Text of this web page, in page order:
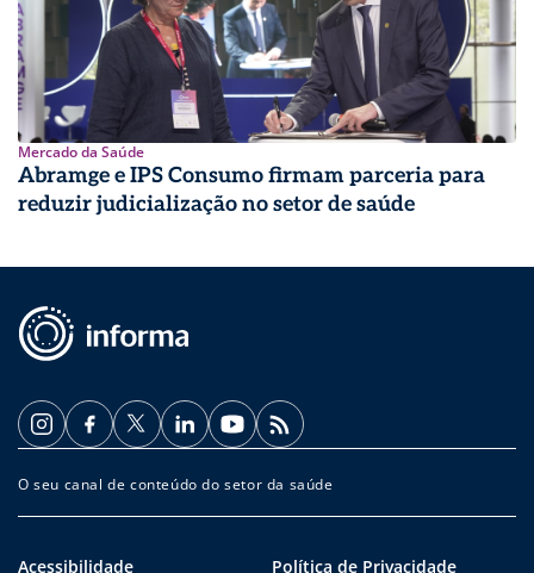
Mercado da Saúde
Abramge e IPS Consumo firmam parceria para
reduzir judicialização no setor de saúde
O seu canal de conteúdo do setor da saúde
Acessibilidade Política de Privacidade